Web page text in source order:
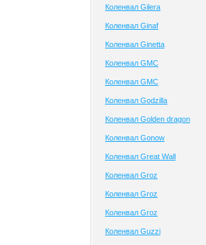
Коленвал Gilera
Коленвал Ginaf
Коленвал Ginetta
Коленвал GMC
Коленвал GMC
Коленвал Godzilla
Коленвал Golden dragon
Коленвал Gonow
Коленвал Great Wall
Коленвал Groz
Коленвал Groz
Коленвал Groz
Коленвал Guzzi